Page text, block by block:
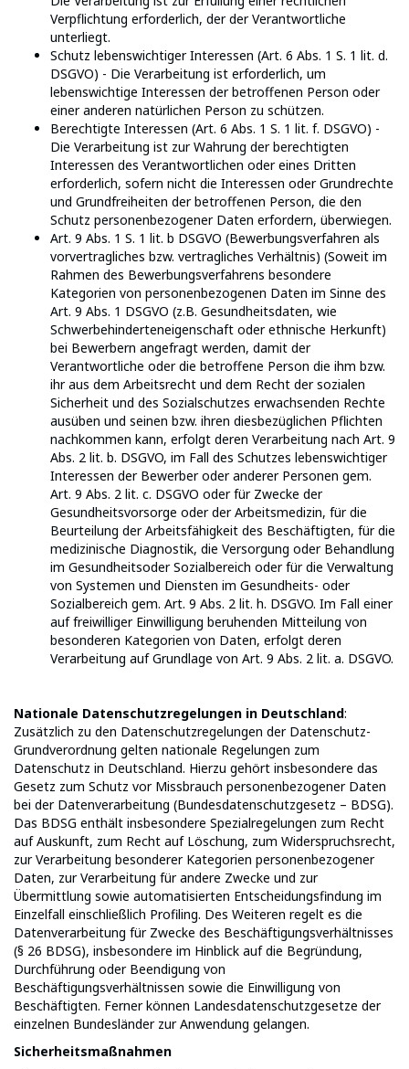
Verpflichtung erforderlich, der der Verantwortliche
unterliegt.
Schutz lebenswichtiger Interessen (Art. 6 Abs. 1 S. 1 lit. d.
DSGVO) - Die Verarbeitung ist erforderlich, um
lebenswichtige Interessen der betroffenen Person oder
einer anderen natürlichen Person zu schützen.
Berechtigte Interessen (Art. 6 Abs. 1 S. 1 lit. f. DSGVO) -
Die Verarbeitung ist zur Wahrung der berechtigten
Interessen des Verantwortlichen oder eines Dritten
erforderlich, sofern nicht die Interessen oder Grundrechte
und Grundfreiheiten der betroffenen Person, die den
Schutz personenbezogener Daten erfordern, überwiegen.
Art. 9 Abs. 1 S. 1 lit. b DSGVO (Bewerbungsverfahren als
vorvertragliches bzw. vertragliches Verhältnis) (Soweit im
Rahmen des Bewerbungsverfahrens besondere
Kategorien von personenbezogenen Daten im Sinne des
Art. 9 Abs. 1 DSGVO (z.B. Gesundheitsdaten, wie
Schwerbehinderteneigenschaft oder ethnische Herkunft)
bei Bewerbern angefragt werden, damit der
Verantwortliche oder die betroffene Person die ihm bzw.
ihr aus dem Arbeitsrecht und dem Recht der sozialen
Sicherheit und des Sozialschutzes erwachsenden Rechte
ausüben und seinen bzw. ihren diesbezüglichen Pflichten
nachkommen kann, erfolgt deren Verarbeitung nach Art. 9
Abs. 2 lit. b. DSGVO, im Fall des Schutzes lebenswichtiger
Interessen der Bewerber oder anderer Personen gem.
Art. 9 Abs. 2 lit. c. DSGVO oder für Zwecke der
Gesundheitsvorsorge oder der Arbeitsmedizin, für die
Beurteilung der Arbeitsfähigkeit des Beschäftigten, für die
medizinische Diagnostik, die Versorgung oder Behandlung
im Gesundheitsoder Sozialbereich oder für die Verwaltung
von Systemen und Diensten im Gesundheits- oder
Sozialbereich gem. Art. 9 Abs. 2 lit. h. DSGVO. Im Fall einer
auf freiwilliger Einwilligung beruhenden Mitteilung von
besonderen Kategorien von Daten, erfolgt deren
Verarbeitung auf Grundlage von Art. 9 Abs. 2 lit. a. DSGVO.
Nationale Datenschutzregelungen in Deutschland:
Zusätzlich zu den Datenschutzregelungen der Datenschutz-
Grundverordnung gelten nationale Regelungen zum
Datenschutz in Deutschland. Hierzu gehört insbesondere das
Gesetz zum Schutz vor Missbrauch personenbezogener Daten
bei der Datenverarbeitung (Bundesdatenschutzgesetz – BDSG).
Das BDSG enthält insbesondere Spezialregelungen zum Recht
auf Auskunft, zum Recht auf Löschung, zum Widerspruchsrecht,
zur Verarbeitung besonderer Kategorien personenbezogener
Daten, zur Verarbeitung für andere Zwecke und zur
Übermittlung sowie automatisierten Entscheidungsfindung im
Einzelfall einschließlich Profiling. Des Weiteren regelt es die
Datenverarbeitung für Zwecke des Beschäftigungsverhältnisses
(§ 26 BDSG), insbesondere im Hinblick auf die Begründung,
Durchführung oder Beendigung von
Beschäftigungsverhältnissen sowie die Einwilligung von
Beschäftigten. Ferner können Landesdatenschutzgesetze der
einzelnen Bundesländer zur Anwendung gelangen.
Sicherheitsmaßnahmen